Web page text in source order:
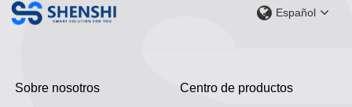
Español
Sobre nosotros Centro de productos